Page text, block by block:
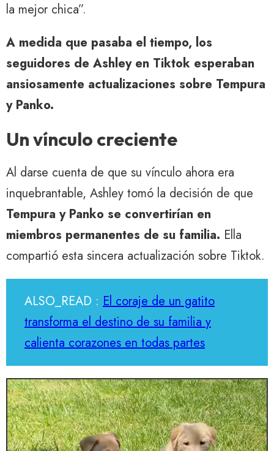
la mejor chica”.
A medida que pasaba el tiempo, los
seguidores de Ashley en Tiktok esperaban
ansiosamente actualizaciones sobre Tempura
y Panko.
Un vínculo creciente
Al darse cuenta de que su vínculo ahora era
inquebrantable, Ashley tomó la decisión de que
Tempura y Panko se convertirían en
miembros permanentes de su familia. Ella
compartió esta sincera actualización sobre Tiktok.
ALSO_READ : El coraje de un gatito
transforma el destino de su familia y
calienta corazones en todas partes